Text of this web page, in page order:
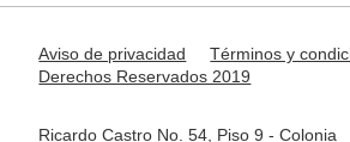
Aviso de privacidad
Términos y
Derechos Reservados 2019
Ricardo Castro No. 54, Piso 9 - Colonia